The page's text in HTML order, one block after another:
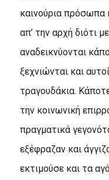
καινούρια πρόσωπα
απ’ την αρχή διότι
αναδεικνύονται
ξεχνιώνται και
τραγουδάκια.
την κοινωνική
πραγματικά
εξέφραζαν και
εκτιμούσε και τα